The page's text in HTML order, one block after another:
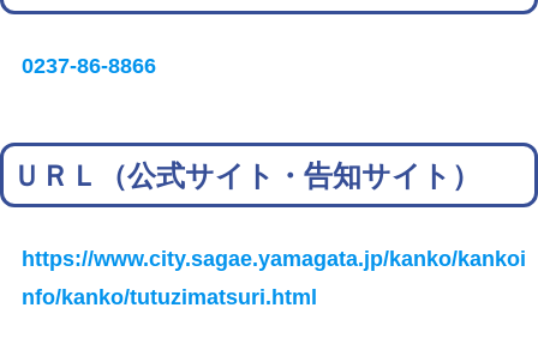
0237-86-8866
ＵＲＬ（公式サイト・告知サイト）
https://www.city.sagae.yamagata.jp/kanko/kankoi
nfo/kanko/tutuzimatsuri.html